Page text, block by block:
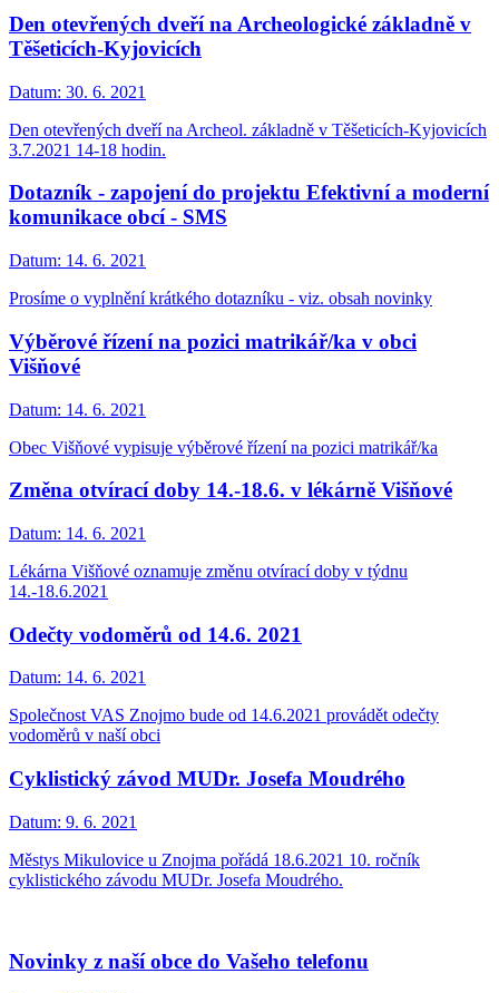
Den otevřených dveří na Archeologické základně v
Těšeticích-Kyjovicích
Datum: 30. 6. 2021
Den otevřených dveří na Archeol. základně v Těšeticích-Kyjovicích
3.7.2021 14-18 hodin.
Dotazník - zapojení do projektu Efektivní a moderní
komunikace obcí - SMS
Datum: 14. 6. 2021
Prosíme o vyplnění krátkého dotazníku - viz. obsah novinky
Výběrové řízení na pozici matrikář/ka v obci
Višňové
Datum: 14. 6. 2021
Obec Višňové vypisuje výběrové řízení na pozici matrikář/ka
Změna otvírací doby 14.-18.6. v lékárně Višňové
Datum: 14. 6. 2021
Lékárna Višňové oznamuje změnu otvírací doby v týdnu
14.-18.6.2021
Odečty vodoměrů od 14.6. 2021
Datum: 14. 6. 2021
Společnost VAS Znojmo bude od 14.6.2021 provádět odečty
vodoměrů v naší obci
Cyklistický závod MUDr. Josefa Moudrého
Datum: 9. 6. 2021
Městys Mikulovice u Znojma pořádá 18.6.2021 10. ročník
cyklistického závodu MUDr. Josefa Moudrého.
Novinky z naší obce do Vašeho telefonu